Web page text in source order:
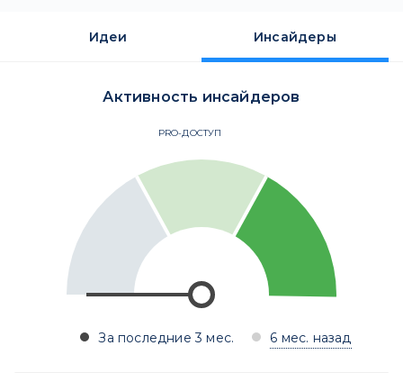
Идеи Инсайдеры
Активность инсайдеров
PRO-ДОСТУП
За последние 3 мес. 6 мес. назад